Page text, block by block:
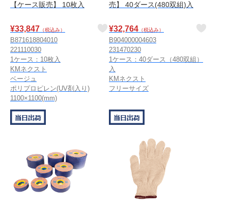
【ケース販売】 10枚入
¥33,847 （税込み）
B871618804010
221110030
1ケース：10枚入
KMネクスト
ベージュ
ポリプロピレン(UV剤入り)
1100×1100(mm)
売】 40ダース(480双組)入
¥32,764 （税込み）
B904000004603
231470230
1ケース：40ダース（480双組）
入
KMネクスト
フリーサイズ